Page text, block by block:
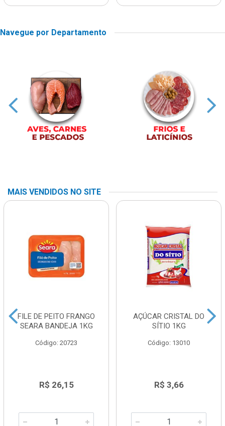
Navegue por Departamento
MAIS VENDIDOS NO SITE
FILE DE PEITO FRANGO
SEARA BANDEJA 1KG
Código: 20723
R$ 26,15
AÇÚCAR CRISTAL DO
SÍTIO 1KG
Código: 13010
R$ 3,66